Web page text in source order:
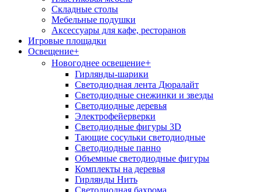
Складные столы
Мебельные подушки
Аксессуары для кафе, ресторанов
Игровые площадки
Освещение+
Новогоднее освещение+
Гирлянды-шарики
Светодиодная лента Дюралайт
Светодиодные снежинки и звезды
Светодиодные деревья
Электрофейерверки
Светодиодные фигуры 3D
Тающие сосульки светодиодные
Светодиодные панно
Объемные светодиодные фигуры
Комплекты на деревья
Гирлянды Нить
Светодиодная бахрома